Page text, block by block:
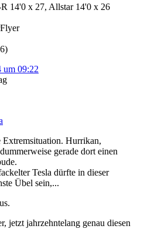
14'0 x 27, Allstar 14'0 x 26
um 09:22
Extremsituation. Hurrikan,
gerade dort einen
Tesla dürfte in dieser
Übel sein,...
jetzt jahrzehntelang genau diesen